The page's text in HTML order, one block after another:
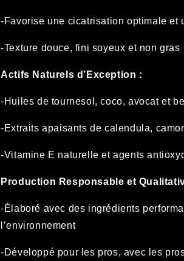
-Favorise une cicatrisation optimale et
-Texture douce, fini soyeux et non gras
Actifs Naturels d’Exception :
-Huiles de tournesol, coco, avocat et
-Extraits apaisants de calendula,
-Vitamine E naturelle et agents
Production Responsable et
-Élaboré avec des ingrédients
l’environnement
-Développé pour les pros, avec les